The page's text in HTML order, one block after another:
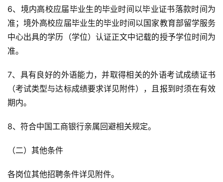
6、境内高校应届毕业生的毕业时间以毕业证书落款时间为
准；境外高校应届毕业生的毕业时间以国家教育部留学服务
中心出具的学历（学位）认证正文中记载的授予学位时间为
准。
7、具有良好的外语能力，并取得相关的外语考试成绩证书
（考试类型与达标成绩要求详见附件），且报到时须在有效
期内。
8、符合中国工商银行亲属回避相关规定。
（二）其他条件
各岗位其他招聘条件详见附件。